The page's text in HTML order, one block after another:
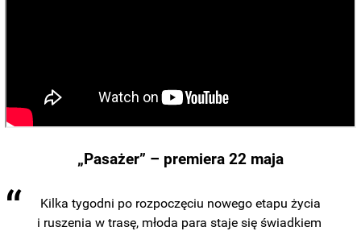
„Pasażer” – premiera 22 maja
Kilka tygodni po rozpoczęciu nowego etapu życia
i ruszenia w trasę, młoda para staje się świadkiem